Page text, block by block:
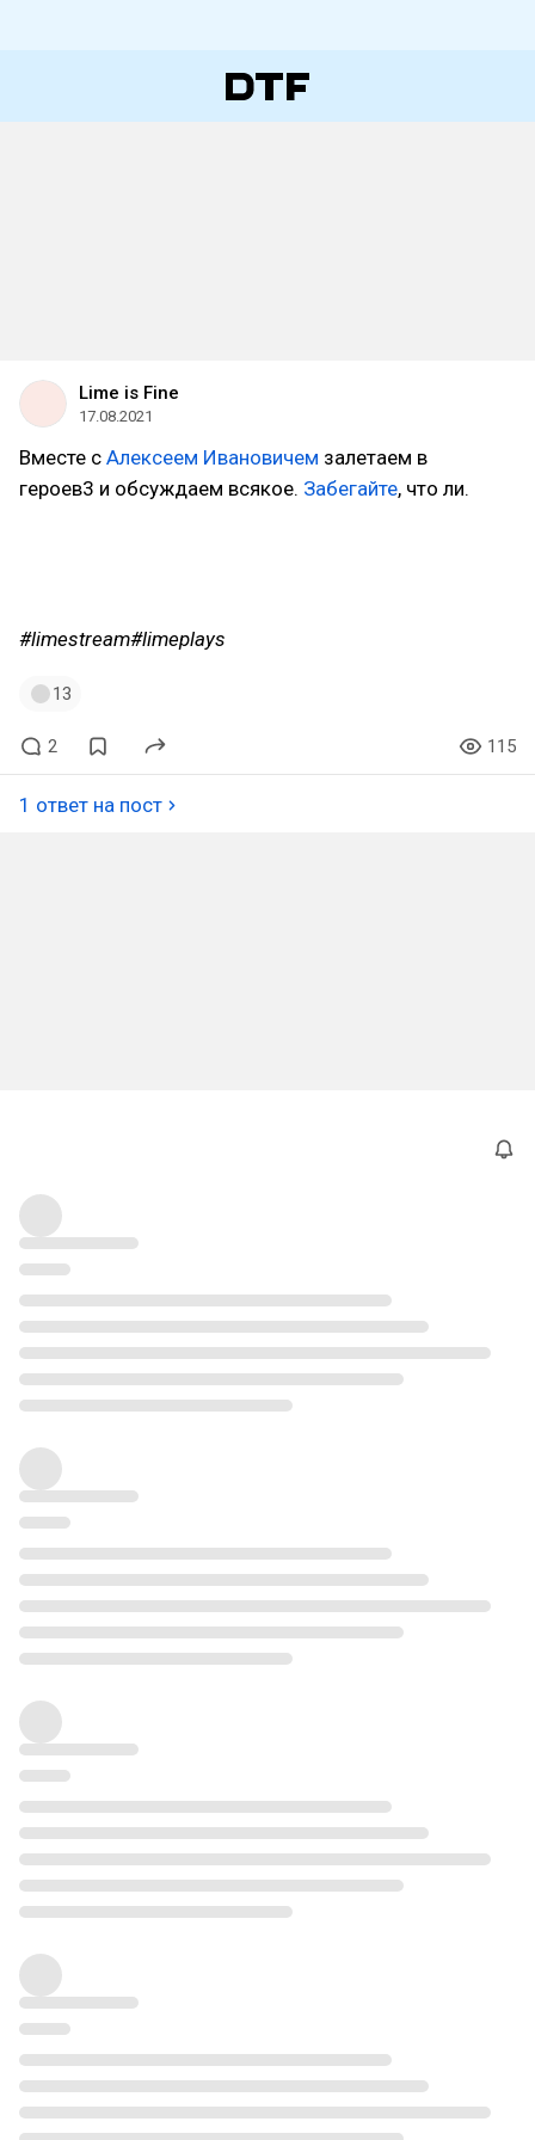
Lime is Fine
17.08.2021
Вместе с Алексеем Ивановичем залетаем в
героев3 и обсуждаем всякое. Забегайте, что ли.
#limestream#limeplays
13
2 115
1 ответ на пост